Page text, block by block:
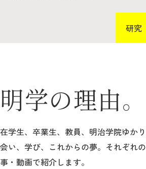
研究
明学の理由。
在学生、卒業生、教員、明治学院ゆかり
会い、学び、これからの夢。それぞれ
事・動画で紹介します。